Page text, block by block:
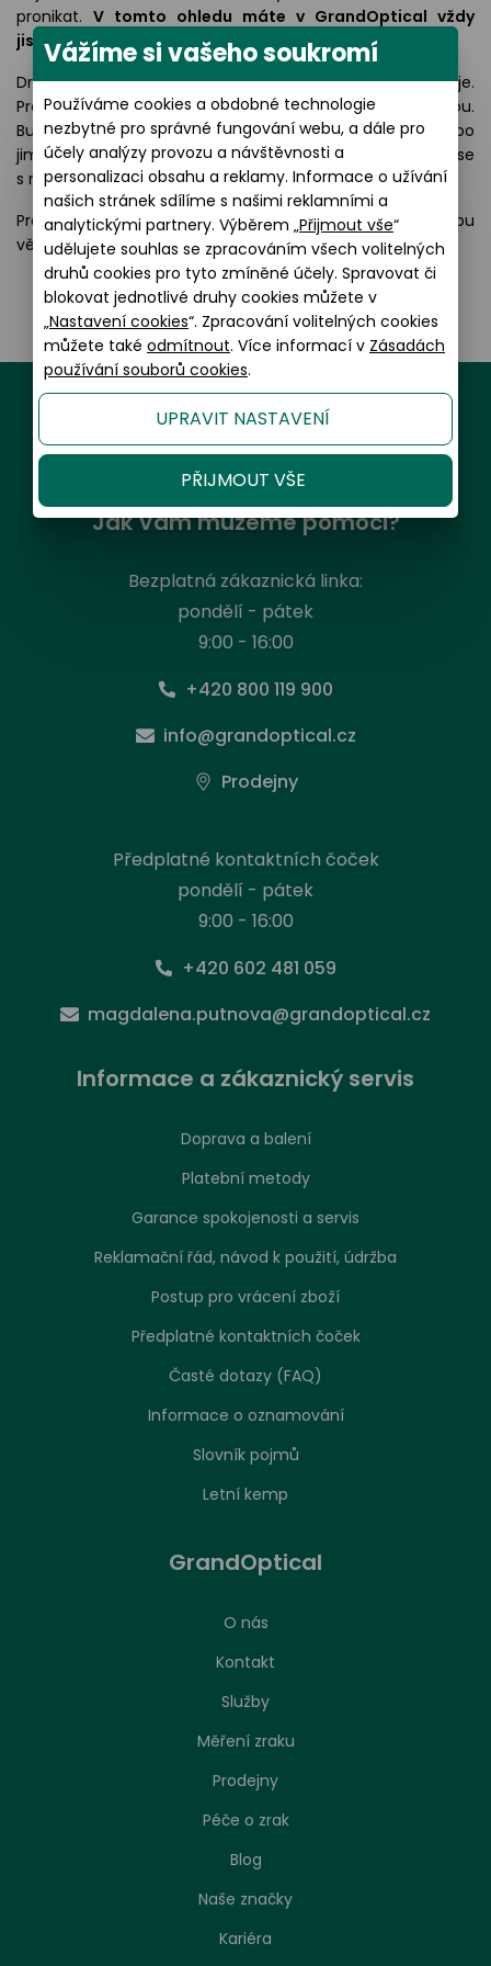
pronikat. V tomto ohledu máte v GrandOptical vždy
jistotu.
Druhá věc, aby děti brýle opravdu nosily a neodkládaly je.
Proto je určitě berte k výběru slunečních brýlí s sebou.
Budete mít jistotu, že jim perfektně sedí a netlačí je nebo
jim naopak nepadají. A hlavně, že se jim brýle líbí a cítí se
s nimi dobře.
Pro inspiraci se můžete podívat do sekce našeho webu
věnovanédětským slunečním brýlím.
Jak Vám můžeme pomoci?
Bezplatná zákaznická linka:
pondělí - pátek
9:00 - 16:00
+420 800 119 900
info@grandoptical.cz
Prodejny
Předplatné kontaktních čoček
pondělí - pátek
9:00 - 16:00
+420 602 481 059
magdalena.putnova@grandoptical.cz
Informace a zákaznický servis
Doprava a balení
Platební metody
Garance spokojenosti a servis
Reklamační řád, návod k použití, údržba
Postup pro vrácení zboží
Předplatné kontaktních čoček
Časté dotazy (FAQ)
Informace o oznamování
Slovník pojmů
Letní kemp
GrandOptical
O nás
Kontakt
Služby
Měření zraku
Prodejny
Péče o zrak
Blog
Naše značky
Kariéra
Nastavení zpracování cookies
Stejně jako jakákoliv jiná webová stránka, může
náš web ukládat nebo načítat informace zejména
Vážíme si vašeho soukromí
Používáme cookies a obdobné technologie
nezbytné pro správné fungování webu, a dále pro
účely analýzy provozu a návštěvnosti a
personalizaci obsahu a reklamy. Informace o užívání
našich stránek sdílíme s našimi reklamními a
analytickými partnery. Výběrem „Přijmout vše“
udělujete souhlas se zpracováním všech volitelných
druhů cookies pro tyto zmíněné účely. Spravovat či
blokovat jednotlivé druhy cookies můžete v
„Nastavení cookies“. Zpracování volitelných cookies
můžete také odmítnout. Více informací v Zásadách
používání souborů cookies.
UPRAVIT NASTAVENÍ
PŘIJMOUT VŠE